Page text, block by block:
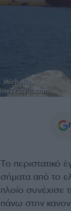
Το περιστατικό
σήματα από το
πλοίο συνέχισε
πάνω στην